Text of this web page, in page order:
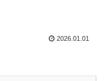
2026.01.01